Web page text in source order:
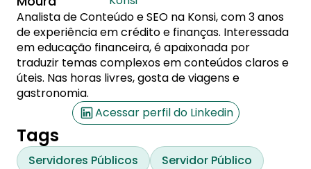
Analista de Conteúdo e SEO na Konsi, com 3 anos
de experiência em crédito e finanças. Interessada
em educação financeira, é apaixonada por
traduzir temas complexos em conteúdos claros e
úteis. Nas horas livres, gosta de viagens e
gastronomia.
Acessar perfil do Linkedin
Tags
Servidores Públicos
Servidor Público